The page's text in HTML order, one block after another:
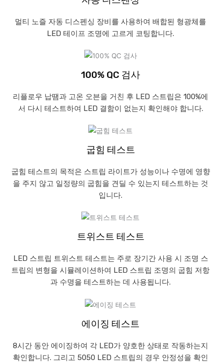
멀티 노즐 자동 디스펜싱 장비를 사용하여 배합된 형광체를
LED 테이프 조명에 고르게 코팅합니다.
100% QC 검사
리플로우 납땜과 고온 오븐을 거친 후 LED 스트립은 100%에
서 다시 테스트하여 LED 결함이 없는지 확인해야 합니다.
굽힘 테스트
굽힘 테스트의 목적은 스트립 라이트가 성능이나 수명에 영향
을 주지 않고 일정량의 굽힘을 견딜 수 있는지 테스트하는 것
입니다.
트위스트 테스트
LED 스트립 트위스트 테스트는 주로 장기간 사용 시 조명 스
트립의 변형을 시뮬레이션하여 LED 스트립 조명의 굽힘 저항
과 수명을 테스트하는 데 사용됩니다.
에이징 테스트
8시간 동안 에이징하여 각 LED가 양호한 상태로 작동하는지
확인합니다. 그리고 5050 LED 스트립의 경우 안정성을 확인